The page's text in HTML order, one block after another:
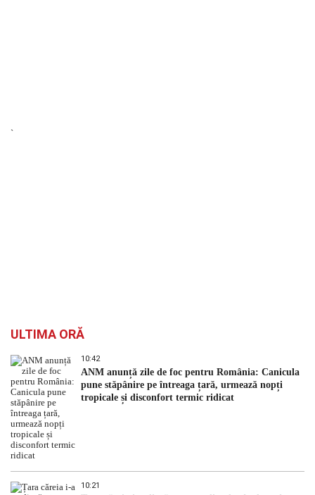
`
ULTIMA ORĂ
10:42
ANM anunță zile de foc pentru România: Canicula
pune stăpânire pe întreaga țară, urmează nopți
tropicale și disconfort termic ridicat
10:21